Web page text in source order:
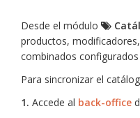
Desde el módulo
productos,
combinados
Para sincronizar el
1. Accede al back-office